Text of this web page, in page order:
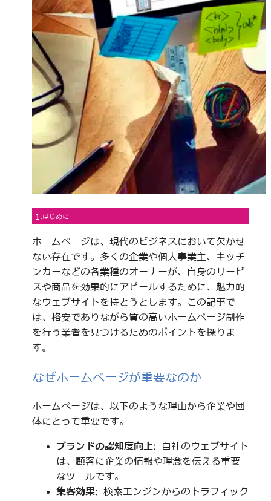
1.はじめに
ホームページは、現代のビジネスにおいて欠かせ
ない存在です。多くの企業や個人事業主、キッチ
ンカーなどの各業種のオーナーが、自身のサービ
スや商品を効果的にアピールするために、魅力的
なウェブサイトを持とうとします。この記事で
は、格安でありながら質の高いホームページ制作
を行う業者を見つけるためのポイントを探りま
す。
なぜホームページが重要なのか
ホームページは、以下のような理由から企業や団
体にとって重要です。
ブランドの認知度向上: 自社のウェブサイト
は、顧客に企業の情報や理念を伝える重要
なツールです。
集客効果: 検索エンジンからのトラフィック